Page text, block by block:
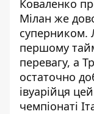
Коваленко
Мілан же
суперником.
першому
перевагу, а
остаточно
івуарійця
чемпіонаті